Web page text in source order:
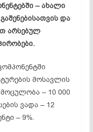
– ახალი
და
არსებულ
მოსავლის
– 10 000
ვადა – 12
– 9%.